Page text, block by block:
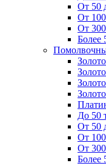
От 50
От
От
Более
До 50
От 50
От
От
Более